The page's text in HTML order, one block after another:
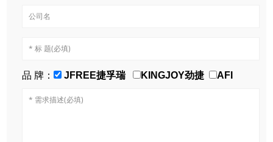
品 牌： JFREE捷孚瑞 KINGJOY劲捷 AFI